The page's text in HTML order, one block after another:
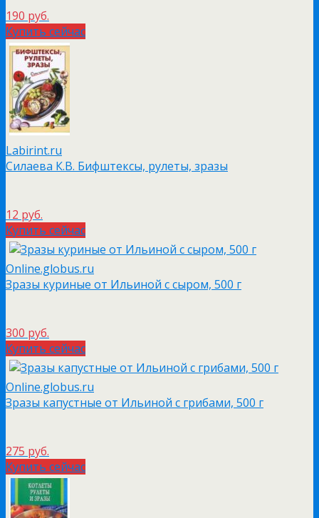
190 руб.
Купить сейчас
Labirint.ru
Силаева К.В. Бифштексы, рулеты, зразы
12 руб.
Купить сейчас
Online.globus.ru
Зразы куриные от Ильиной с сыром, 500 г
300 руб.
Купить сейчас
Online.globus.ru
Зразы капустные от Ильиной с грибами, 500 г
275 руб.
Купить сейчас